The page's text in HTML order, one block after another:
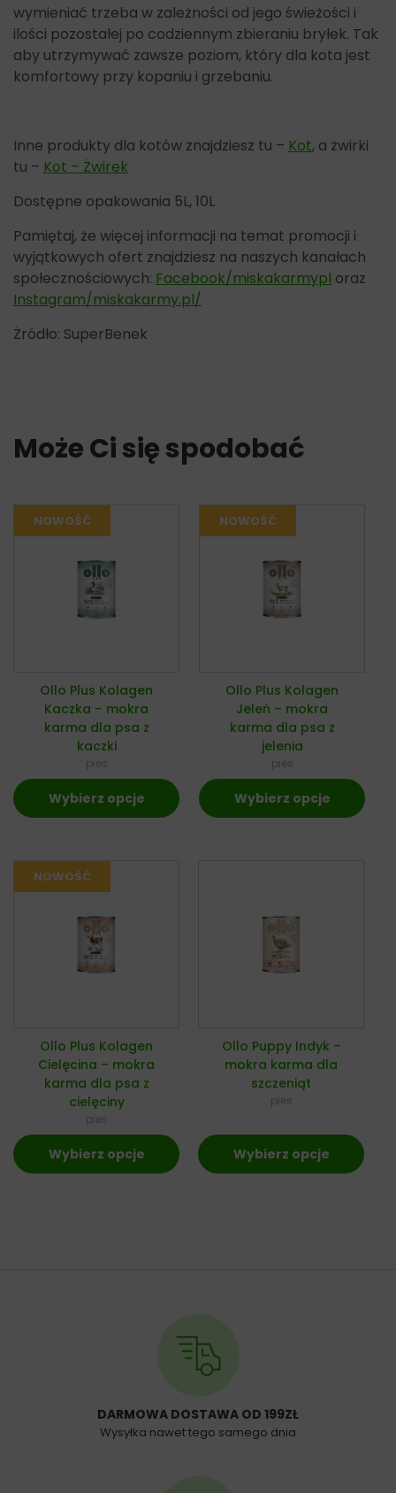
wymieniać trzeba w zależności od jego świeżości i
ilości pozostałej po codziennym zbieraniu bryłek. Tak
aby utrzymywać zawsze poziom, który dla kota jest
komfortowy przy kopaniu i grzebaniu.
Inne produkty dla kotów znajdziesz tu – Kot, a żwirki
tu – Kot – Żwirek
Dostępne opakowania 5L, 10L
Pamiętaj, że więcej informacji na temat promocji i
wyjątkowych ofert znajdziesz na naszych kanałach
społecznościowych: Facebook/miskakarmypl oraz
Instagram/miskakarmy.pl/
Żródło: SuperBenek
Może Ci się spodobać
Ollo Plus Kolagen
Kaczka – mokra
karma dla psa z
kaczki
pies
Wybierz opcje
Ollo Plus Kolagen
Jeleń – mokra
karma dla psa z
jelenia
pies
Wybierz opcje
Ollo Plus Kolagen
Cielęcina – mokra
karma dla psa z
cielęciny
pies
Wybierz opcje
Ollo Puppy Indyk –
mokra karma dla
szczeniąt
pies
Wybierz opcje
DARMOWA DOSTAWA OD 199ZŁ
Wysyłka nawet tego samego dnia